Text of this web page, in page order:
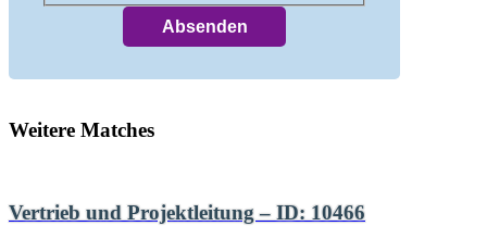
Weitere Matches
Vertrieb und Projektleitung – ID: 10466